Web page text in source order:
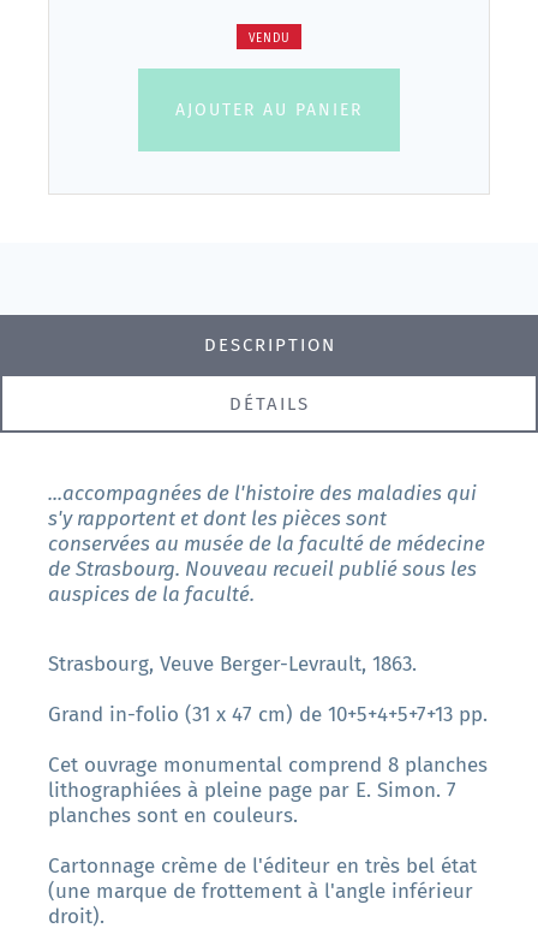
VENDU
AJOUTER AU PANIER
DESCRIPTION
DÉTAILS
...accompagnées de l'histoire des maladies qui
s'y rapportent et dont les pièces sont
conservées au musée de la faculté de médecine
de Strasbourg. Nouveau recueil publié sous les
auspices de la faculté.
Strasbourg, Veuve Berger-Levrault, 1863.
Grand in-folio (31 x 47 cm) de 10+5+4+5+7+13 pp.
Cet ouvrage monumental comprend 8 planches
lithographiées à pleine page par E. Simon. 7
planches sont en couleurs.
Cartonnage crème de l'éditeur en très bel état
(une marque de frottement à l'angle inférieur
droit).